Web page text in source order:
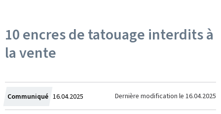
10 encres de tatouage interdits à
la vente
Communiqué Crée
le
16.04.2025 Dernière modification le 16.04.2025